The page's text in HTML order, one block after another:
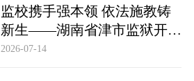
监校携手强本领 依法施教铸
新生——湖南省津市监狱开展
基层警察教育改造专项技能培
2026-07-14